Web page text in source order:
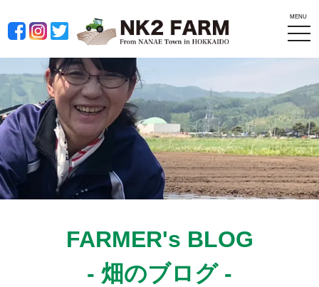
MENU
FARMER's BLOG
- 畑のブログ -